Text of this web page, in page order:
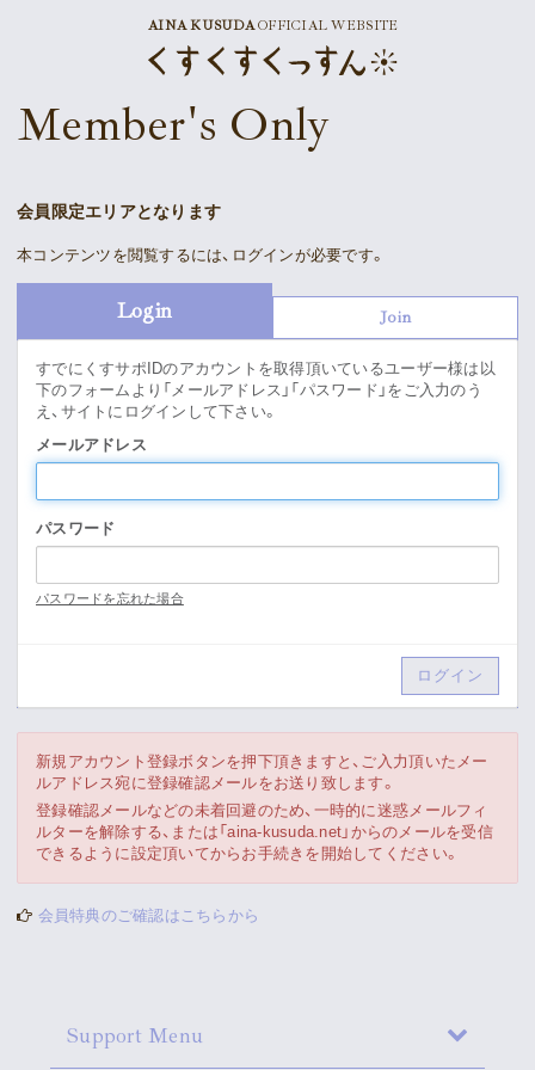
AINA KUSUDAOFFICIAL WEBSITE
Schedule
Discography
Supporter’s Menu Download
Movie
Gallery
Playlist
Vlogssun
あとがき
Live Streaming
Member's Only
会員限定エリアとなります
本コンテンツを閲覧するには、ログインが必要です。
Login Join
すでにくすサポIDのアカウントを取得頂いているユーザー様は以
下のフォームより「メールアドレス」「パスワード」をご入力のう
え、サイトにログインして下さい。
メールアドレス
パスワード
パスワードを忘れた場合
新規アカウント登録ボタンを押下頂きますと、ご入力頂いたメー
ルアドレス宛に登録確認メールをお送り致します。
登録確認メールなどの未着回避のため、一時的に迷惑メールフィ
ルターを解除する、または「aina-kusuda.net」からのメールを受信
できるように設定頂いてからお手続きを開始してください。
会員特典のご確認はこちらから
Support Menu